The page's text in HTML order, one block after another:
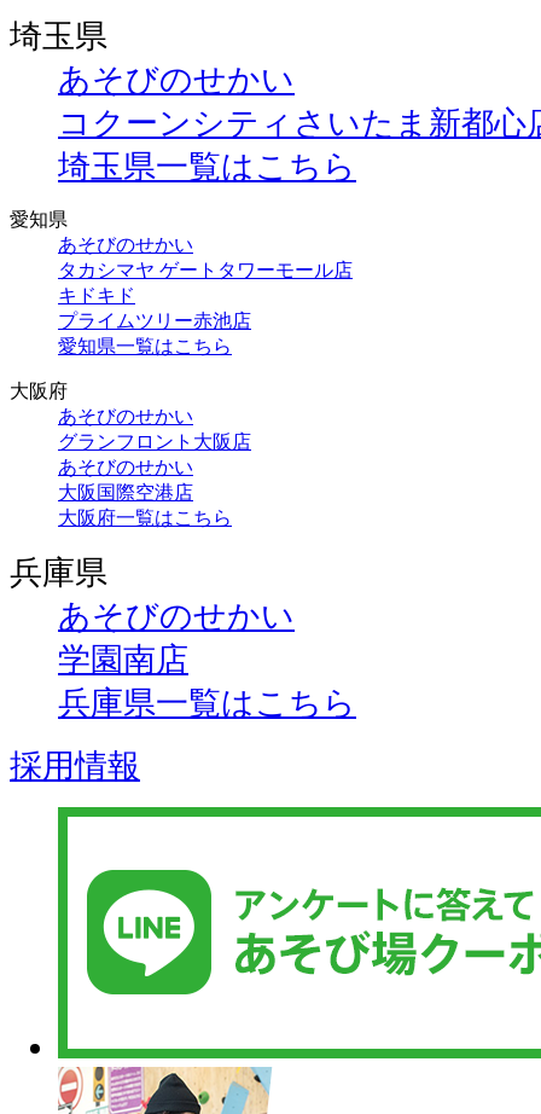
埼玉県
あそびのせかい
コクーンシティさいたま新都心
埼玉県一覧はこちら
愛知県
あそびのせかい
タカシマヤ ゲートタワーモール店
キドキド
プライムツリー赤池店
愛知県一覧はこちら
大阪府
あそびのせかい
グランフロント大阪店
あそびのせかい
大阪国際空港店
大阪府一覧はこちら
兵庫県
あそびのせかい
学園南店
兵庫県一覧はこちら
採用情報